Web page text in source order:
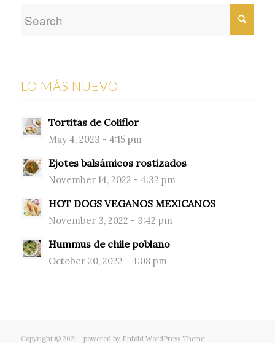
LO MÁS NUEVO
Tortitas de Coliflor
May 4, 2023 - 4:15 pm
Ejotes balsámicos rostizados
November 14, 2022 - 4:32 pm
HOT DOGS VEGANOS MEXICANOS
November 3, 2022 - 3:42 pm
Hummus de chile poblano
October 20, 2022 - 4:08 pm
Copyright © 2021 - powered by Enfold WordPress Theme